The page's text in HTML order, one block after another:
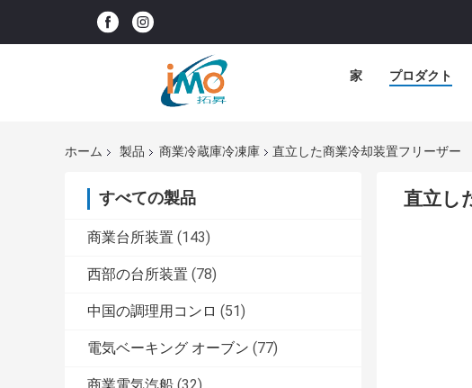
家 プロダクト
ホーム 製品 商業冷蔵庫冷凍庫 直立した商業冷却装置フリーザー
すべての製品
商業台所装置 (143)
西部の台所装置 (78)
中国の調理用コンロ (51)
電気ベーキング オーブン (77)
直立し